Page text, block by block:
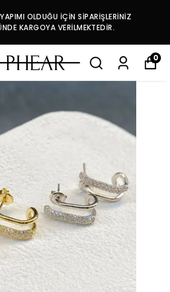
OLDUĞU İÇİN SİPARİŞLERİNİZ
KARGOYA VERİLMEKTEDİR.
0